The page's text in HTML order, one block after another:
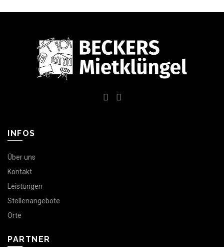
INFOS
Über uns
Kontakt
Leistungen
Stellenangebote
Orte
PARTNER